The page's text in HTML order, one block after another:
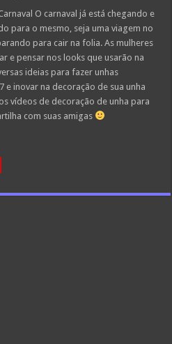
O carnaval já está chegando e
para o mesmo, seja uma viagem no
para cair na folia. As mulheres
e pensar nos looks que usarão na
ideias para fazer unhas
e inovar na decoração de sua unha
vídeos de decoração de unha para
com suas amigas